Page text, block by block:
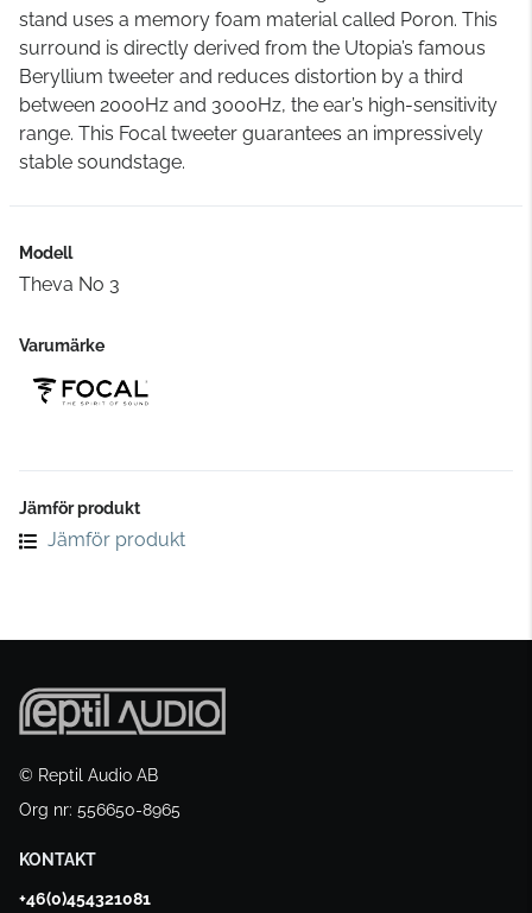
stand uses a memory foam material called Poron. This
surround is directly derived from the Utopia’s famous
Beryllium tweeter and reduces distortion by a third
between 2000Hz and 3000Hz, the ear’s high-sensitivity
range. This Focal tweeter guarantees an impressively
stable soundstage.
Modell
Theva No 3
Varumärke
Jämför produkt
Jämför produkt
© Reptil Audio AB
Org nr: 556650-8965
KONTAKT
+46(0)454321081